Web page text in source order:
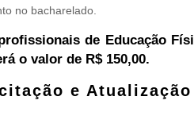
no bacharelado.
de Educação
o valor de R$ 150,00.
e